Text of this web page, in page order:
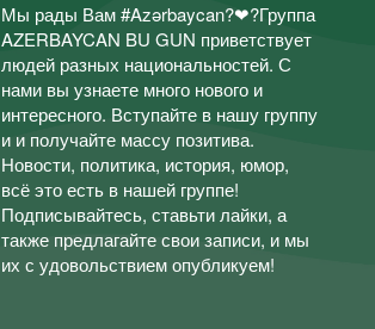
Мы рады Вам #Azərbaycan?❤?Группа
AZERBAYCAN BU GUN приветствует
людей разных национальностей. С
нами вы узнаете много нового и
интересного. Вступайте в нашу группу
и и получайте массу позитива.
Новости, политика, история, юмор,
всё это есть в нашей группе!
Подписывайтесь, ставьти лайки, а
также предлагайте свои записи, и мы
их с удовольствием опубликуем!